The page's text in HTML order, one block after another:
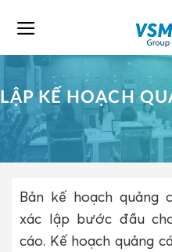
content
LẬP KẾ HOẠCH
Bản kế hoạch quảng
xác lập bước đầu
cáo. Kế hoạch quảng